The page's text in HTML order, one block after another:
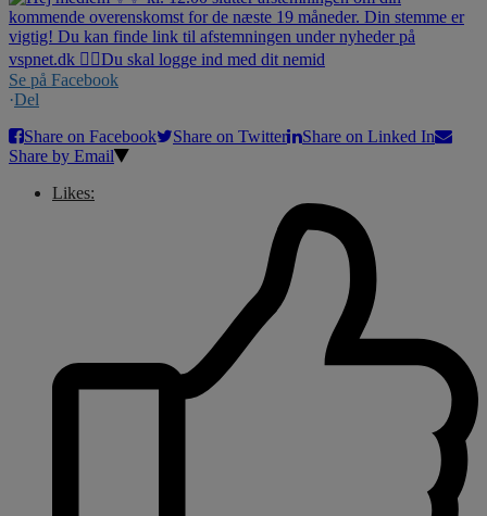
Se på Facebook
·Del
Share on Facebook
Share on Twitter
Share on Linked In
Share by Email
Likes: